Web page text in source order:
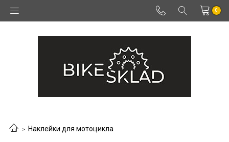
0
Наклейки для мотоцикла